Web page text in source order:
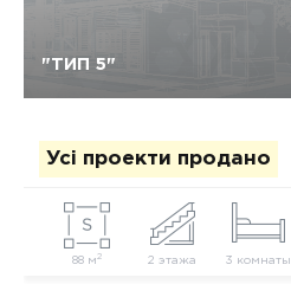
"ТИП 5"
Усі проекти продано
88 м2 2 этажа 3 комнаты